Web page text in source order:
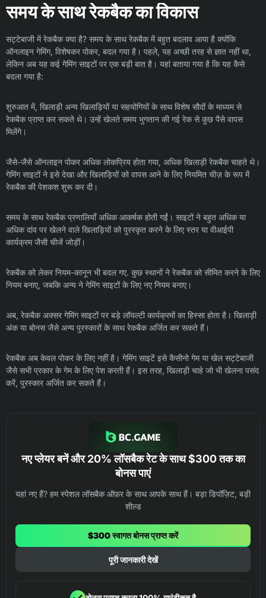
समय के साथ रेकबैक का विकास
सट्टेबाजी में रेकबैक क्या है? समय के साथ रेकबैक में बहुत बदलाव आया है क्योंकि
ऑनलाइन गेमिंग, विशेषकर पोकर, बदल गया है। पहले, यह अच्छी तरह से ज्ञात नहीं था,
लेकिन अब यह कई गेमिंग साइटों पर एक बड़ी बात है। यहां बताया गया है कि यह कैसे
बदला गया है:
शुरुआत में, खिलाड़ी अन्य खिलाड़ियों या सहयोगियों के साथ विशेष सौदों के माध्यम से
रेकबैक प्राप्त कर सकते थे। उन्हें खेलते समय भुगतान की गई रेक से कुछ पैसे वापस
मिलेंगे।
जैसे-जैसे ऑनलाइन पोकर अधिक लोकप्रिय होता गया, अधिक खिलाड़ी रेकबैक चाहते थे।
गेमिंग साइटों ने इसे देखा और खिलाड़ियों को वापस आने के लिए नियमित चीज़ के रूप में
रेकबैक की पेशकश शुरू कर दी।
समय के साथ रेकबैक प्रणालियाँ अधिक आकर्षक होती गईं। साइटों ने बहुत अधिक या
अधिक दांव पर खेलने वाले खिलाड़ियों को पुरस्कृत करने के लिए स्तर या वीआईपी
कार्यक्रम जैसी चीजें जोड़ीं।
रेकबैक को लेकर नियम-कानून भी बदल गए. कुछ स्थानों ने रेकबैक को सीमित करने के लिए
नियम बनाए, जबकि अन्य ने गेमिंग साइटों के लिए नए नियम बनाए।
अब, रेकबैक अक्सर गेमिंग साइटों पर बड़े लॉयल्टी कार्यक्रमों का हिस्सा होता है। खिलाड़ी
अंक या बोनस जैसे अन्य पुरस्कारों के साथ रेकबैक अर्जित कर सकते हैं।
रेकबैक अब केवल पोकर के लिए नहीं है। गेमिंग साइटें इसे कैसीनो गेम या खेल सट्टेबाजी
जैसे सभी प्रकार के गेम के लिए पेश करती हैं। इस तरह, खिलाड़ी चाहे जो भी खेलना पसंद
करें, पुरस्कार अर्जित कर सकते हैं।
नए प्लेयर बनें और 20% लॉसबैक रेट के साथ $300 तक का
बोनस पाएं
यहां नए हैं? हम स्पेशल लॉसबैक ऑफ़र के साथ आपके साथ हैं। बड़ा डिपॉज़िट, बड़ी
शील्ड
$300 स्वागत बोनस प्राप्त करें
पूरी जानकारी देखें